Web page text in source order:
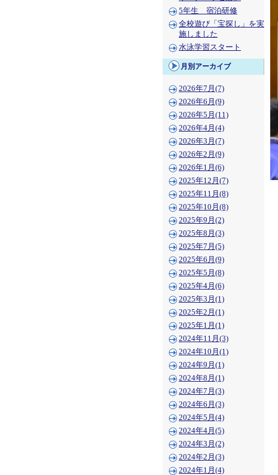
5年生 宿泊研修
全校遊び「宝探し」を実
施しました
水泳学習スタート
月別アーカイブ
2026年7月(7)
2026年6月(9)
2026年5月(11)
2026年4月(4)
2026年3月(7)
2026年2月(9)
2026年1月(6)
2025年12月(7)
2025年11月(8)
2025年10月(8)
2025年9月(2)
2025年8月(3)
2025年7月(5)
2025年6月(9)
2025年5月(8)
2025年4月(6)
2025年3月(1)
2025年2月(1)
2025年1月(1)
2024年11月(3)
2024年10月(1)
2024年9月(1)
2024年8月(1)
2024年7月(3)
2024年6月(3)
2024年5月(4)
2024年4月(5)
2024年3月(2)
2024年2月(3)
2024年1月(4)